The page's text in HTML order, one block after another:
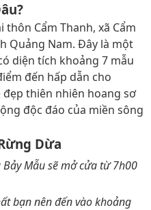
thôn Cẩm Thanh, xã Cẩm
Quảng Nam. Đây là một
diện tích khoảng 7 mẫu
đến hấp dẫn cho
thiên nhiên hoang sơ
độc đáo của miền sông
Dừa
Mẫu sẽ mở cửa từ 7h00
bạn nên đến vào khoảng